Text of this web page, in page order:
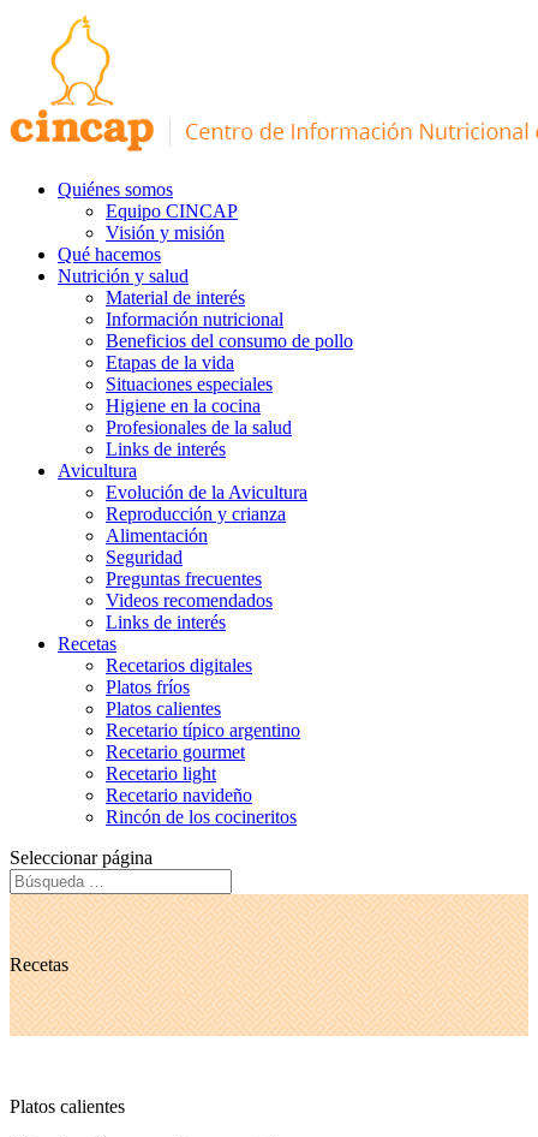
Quiénes somos
Equipo CINCAP
Visión y misión
Qué hacemos
Nutrición y salud
Material de interés
Información nutricional
Beneficios del consumo de pollo
Etapas de la vida
Situaciones especiales
Higiene en la cocina
Profesionales de la salud
Links de interés
Avicultura
Evolución de la Avicultura
Reproducción y crianza
Alimentación
Seguridad
Preguntas frecuentes
Videos recomendados
Links de interés
Recetas
Recetarios digitales
Platos fríos
Platos calientes
Recetario típico argentino
Recetario gourmet
Recetario light
Recetario navideño
Rincón de los cocineritos
Seleccionar página
Recetas
Platos calientes